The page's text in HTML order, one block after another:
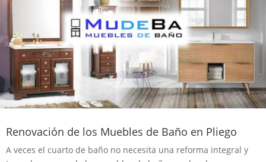
Renovación de los Muebles de Baño en Pliego
A veces el cuarto de baño no necesita una reforma integral y